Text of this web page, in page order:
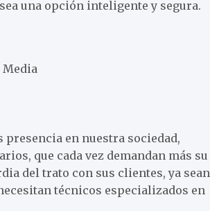
una opción inteligente y segura.
en nuestra sociedad,
que cada vez demandan más su
del trato con sus clientes, ya sean
técnicos especializados en